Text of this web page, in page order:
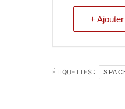
+
ÉTIQUETTES :